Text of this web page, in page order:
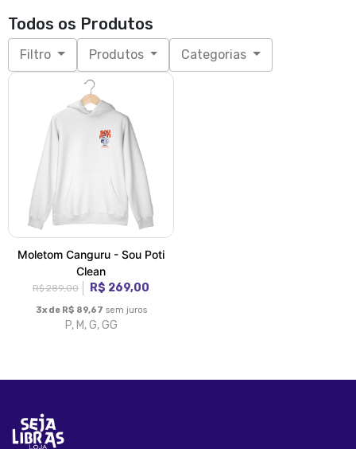
Todos os Produtos
Filtro Produtos Categorias
Moletom Canguru - Sou Poti
Clean
R$ 289,00 R$ 269,00
3x de R$ 89,67 sem juros
P, M, G, GG